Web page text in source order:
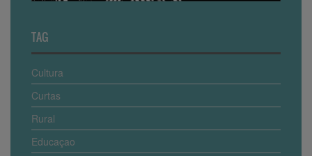
TAG
Cultura
Curtas
Rural
Educaçao